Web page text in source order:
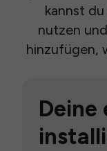
kannst
nutzen
hinzufügen,
Deine